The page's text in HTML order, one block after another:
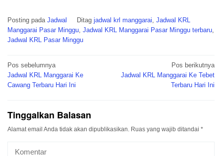
Posting pada Jadwal Ditag jadwal krl manggarai, Jadwal KRL
Manggarai Pasar Minggu, Jadwal KRL Manggarai Pasar Minggu terbaru,
Jadwal KRL Pasar Minggu
Navigasi
pos
Pos sebelumnya
Jadwal KRL Manggarai Ke
Cawang Terbaru Hari Ini
Pos berikutnya
Jadwal KRL Manggarai Ke Tebet
Terbaru Hari Ini
Tinggalkan Balasan
Alamat email Anda tidak akan dipublikasikan. Ruas yang wajib ditandai *